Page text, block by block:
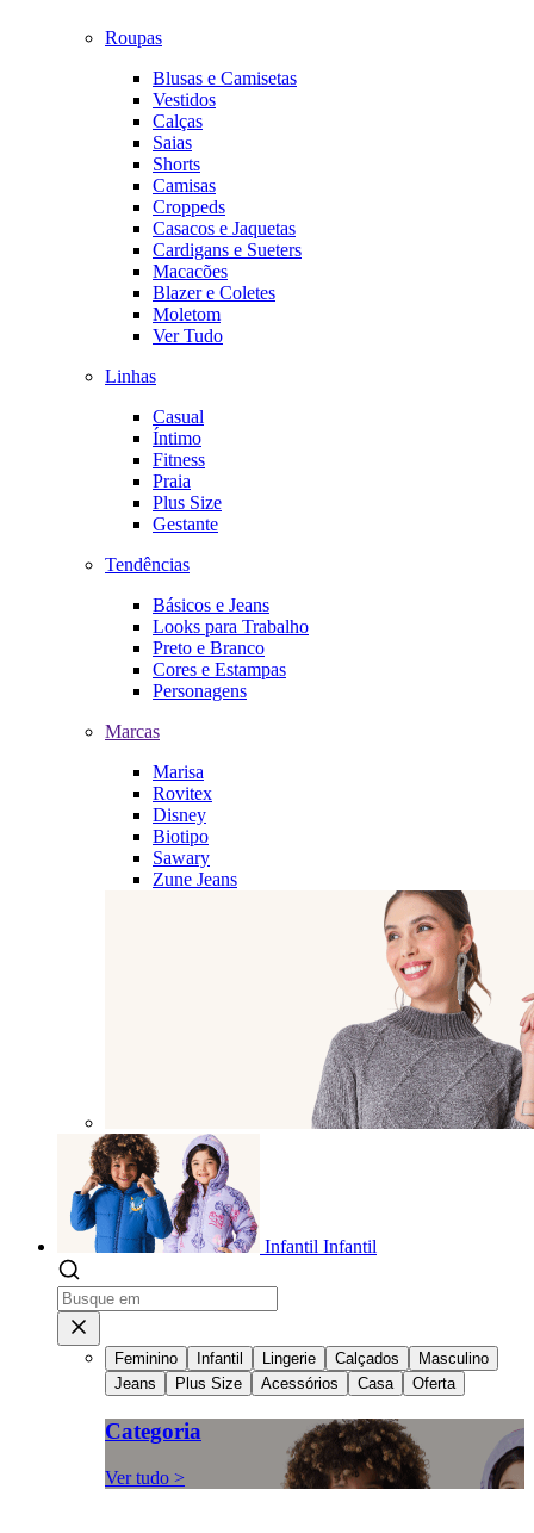
Roupas
Blusas e Camisetas
Vestidos
Calças
Saias
Shorts
Camisas
Croppeds
Casacos e Jaquetas
Cardigans e Sueters
Macacões
Blazer e Coletes
Moletom
Ver Tudo
Linhas
Casual
Íntimo
Fitness
Praia
Plus Size
Gestante
Tendências
Básicos e Jeans
Looks para Trabalho
Preto e Branco
Cores e Estampas
Personagens
Marcas
Marisa
Rovitex
Disney
Biotipo
Sawary
Zune Jeans
Infantil Infantil
Feminino Infantil Lingerie Calçados
Masculino
Jeans
Plus Size Acessórios Casa Oferta
Categoria
Ver tudo >